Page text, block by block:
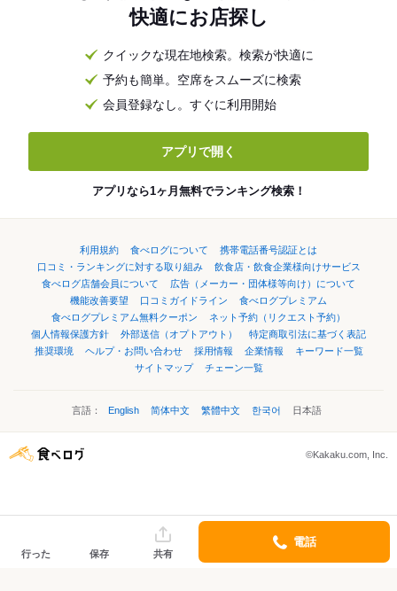
快適にお店探し
クイックな現在地検索。検索が快適に
予約も簡単。空席をスムーズに検索
会員登録なし。すぐに利用開始
アプリで開く
アプリなら1ヶ月無料でランキング検索！
利用規約 食べログについて
携帯電話番号認証とは
口コミ・ランキングに対する取り組み
飲食店・飲食企業様向けサービス
食べログ店舗会員について
広告（メーカー・団体様等向け）について
機能改善要望
口コミガイドライン
食べログプレミアム
食べログプレミアム無料クーポン
ネット予約（リクエスト予約）
個人情報保護方針
外部送信（オプトアウト）
特定商取引法に基づく表記
推奨環境
ヘルプ・お問い合わせ 採用情報 企業情報
キーワード一覧
サイトマップ
チェーン一覧
言語： English 简体中文 繁體中文 한국어 日本語
©Kakaku.com, Inc.
行った 保存 共有
電話